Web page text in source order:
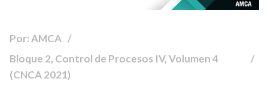
Por: AMCA
Bloque 2, Control de Procesos IV, Volumen 4
(CNCA 2021)